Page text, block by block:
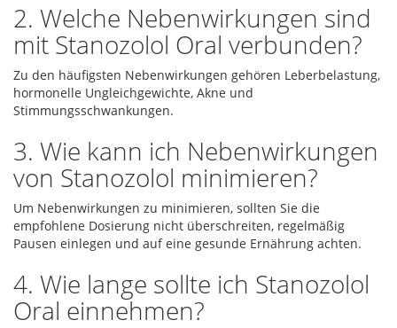
2. Welche Nebenwirkungen sind
mit Stanozolol Oral verbunden?
Zu den häufigsten Nebenwirkungen gehören Leberbelastung,
hormonelle Ungleichgewichte, Akne und
Stimmungsschwankungen.
3. Wie kann ich Nebenwirkungen
von Stanozolol minimieren?
Um Nebenwirkungen zu minimieren, sollten Sie die
empfohlene Dosierung nicht überschreiten, regelmäßig
Pausen einlegen und auf eine gesunde Ernährung achten.
4. Wie lange sollte ich Stanozolol
Oral einnehmen?